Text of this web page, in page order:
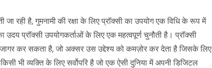
जा रही है, गुमनामी की रक्षा के लिए प्रॉक्सी का उपयोग एक विधि के रूप में
उदय प्रॉक्सी उपयोगकर्ताओं के लिए एक महत्वपूर्ण चुनौती है। प्रॉक्सी
कर सकता है, जो अक्सर उस उद्देश्य को कमज़ोर कर देता है जिसके लिए
भी व्यक्ति के लिए सर्वोपरि है जो एक ऐसी दुनिया में अपनी डिजिटल